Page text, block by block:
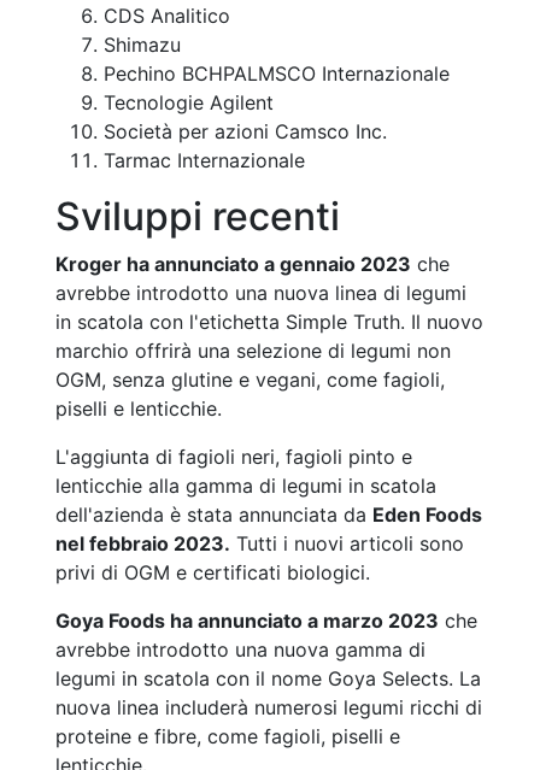
CDS Analitico
Shimazu
Pechino BCHPALMSCO Internazionale
Tecnologie Agilent
Società per azioni Camsco Inc.
Tarmac Internazionale
Sviluppi recenti
Kroger ha annunciato a gennaio 2023 che
avrebbe introdotto una nuova linea di legumi
in scatola con l'etichetta Simple Truth. Il nuovo
marchio offrirà una selezione di legumi non
OGM, senza glutine e vegani, come fagioli,
piselli e lenticchie.
L'aggiunta di fagioli neri, fagioli pinto e
lenticchie alla gamma di legumi in scatola
dell'azienda è stata annunciata da Eden Foods
nel febbraio 2023. Tutti i nuovi articoli sono
privi di OGM e certificati biologici.
Goya Foods ha annunciato a marzo 2023 che
avrebbe introdotto una nuova gamma di
legumi in scatola con il nome Goya Selects. La
nuova linea includerà numerosi legumi ricchi di
proteine e fibre, come fagioli, piselli e
lenticchie.